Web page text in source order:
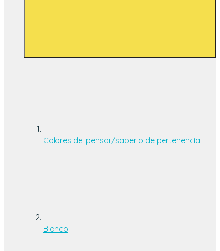
Colores del pensar/saber o de pertenencia
Blanco